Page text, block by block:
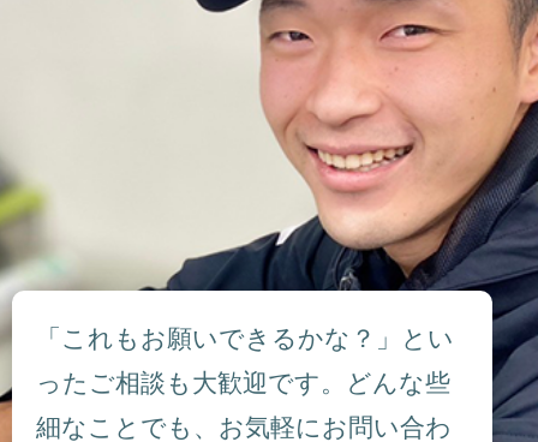
「これもお願いできるかな？」とい
ったご相談も大歓迎です。どんな些
細なことでも、お気軽にお問い合わ